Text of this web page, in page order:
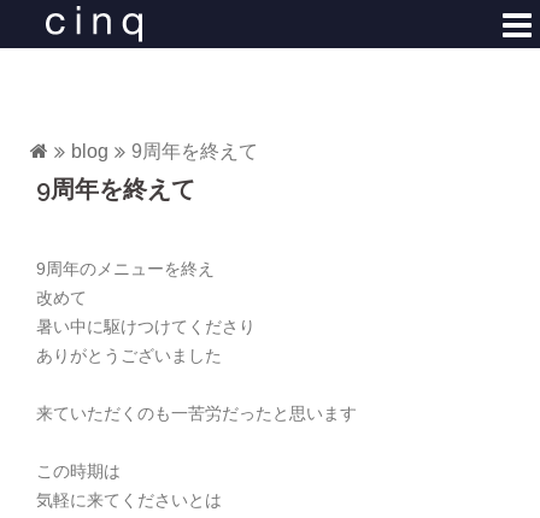
blog 9周年を終えて
9周年を終えて
9周年のメニューを終え
改めて
暑い中に駆けつけてくださり
ありがとうございました
来ていただくのも一苦労だったと思います
この時期は
気軽に来てくださいとは